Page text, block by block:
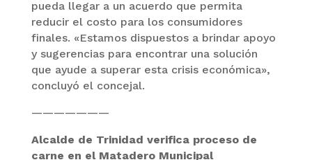
pueda llegar a un acuerdo que permita
reducir el costo para los consumidores
finales. «Estamos dispuestos a brindar apoyo
y sugerencias para encontrar una solución
que ayude a superar esta crisis económica»,
concluyó el concejal.
———————
Alcalde de Trinidad verifica proceso de
carne en el Matadero Municipal